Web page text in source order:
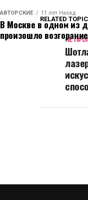
RELATED
НЕ
АВТОРСКИЕ 11 лет Назад
В Москве в одном из
произошло возгорание